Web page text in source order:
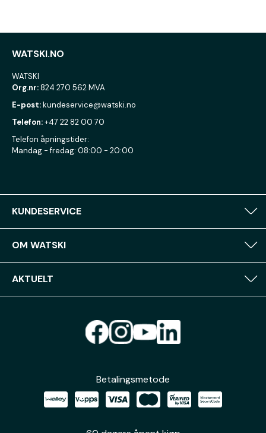
WATSKI.NO
WATSKI
Org.nr:824 270 562 MVA
E-post:kundeservice@watski.no
Telefon:+47 22 82 00 70
Telefon åpningstider:
Mandag - fredag: 08:00 - 20:00
KUNDESERVICE
OM WATSKI
AKTUELT
Betalingsmetode